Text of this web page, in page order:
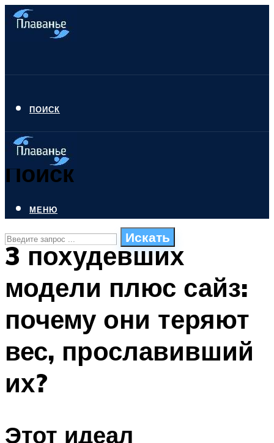
ПОИСК
Поиск
Искать
СТИЛИ ПЛАВАНЬЯ
ПЛАВАНЬЕ ДЛЯ ДЕТЕЙ
БАССЕЙН ДЛЯ ДОМА
МЕНЮ
МЕНЮ
3 похудевших
модели плюс сайз:
почему они теряют
вес, прославивший
их?
Этот идеал